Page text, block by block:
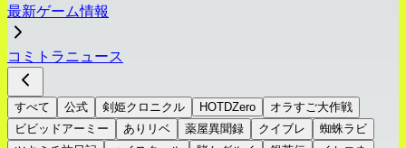
最新ゲーム情報
コミトラニュース
すべて 公式 剣姫クロニクル HOTDZero
オラすご大作戦
ビビッドアーミー
ありリベ 薬屋異聞録 クイブレ
蜘蛛ラビ